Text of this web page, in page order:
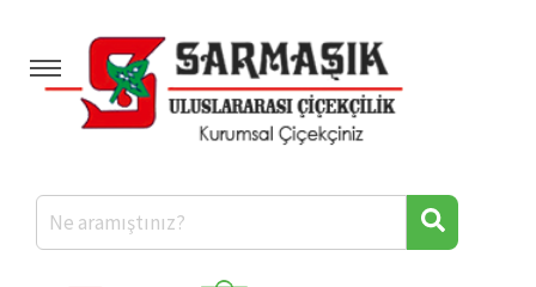
Kategoriler
Hakkımızda
Diğer İllere Çiçek